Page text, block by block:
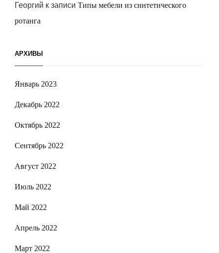
Георгий к записи Типы мебели из синтетического
ротанга
АРХИВЫ
Январь 2023
Декабрь 2022
Октябрь 2022
Сентябрь 2022
Август 2022
Июль 2022
Май 2022
Апрель 2022
Март 2022